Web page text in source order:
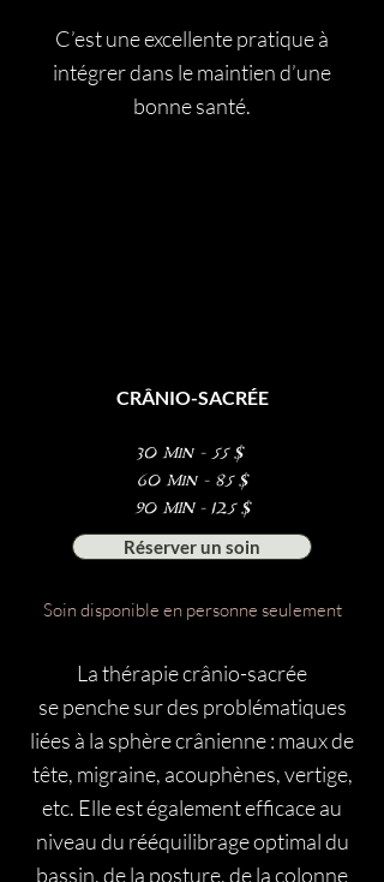
C’est une excellente pratique à
intégrer dans le maintien d’une
bonne santé.
CRÂNIO-SACRÉE
30 Min - 55 $
60 Min - 85 $
90 MIN - 125 $
Réserver un soin
Soin disponible en personne seulement
La thérapie crânio-sacrée
se penche sur des problématiques
liées à la sphère crânienne : maux de
tête, migraine, acouphènes, vertige,
etc. Elle est également efficace au
niveau du rééquilibrage optimal du
bassin, de la posture, de la colonne